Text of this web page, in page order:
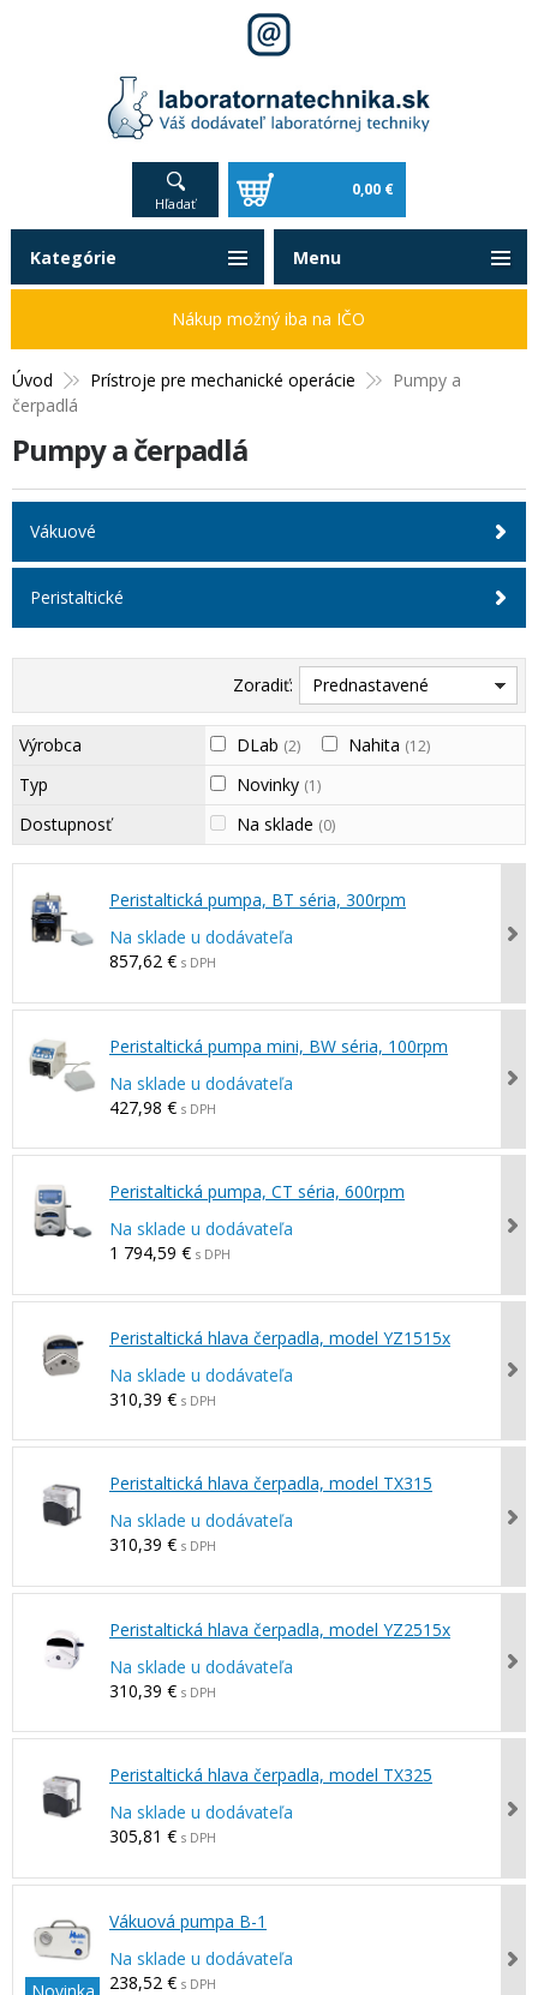
Hľadať
0,00 €
Úvod Prístroje pre mechanické operácie
Pumpy a
čerpadlá
Pumpy a čerpadlá
Vákuové
Peristaltické
Zoradiť: Prednastavené
Výrobca DLab (2) Nahita (12)
Typ Novinky (1)
Dostupnosť Na sklade (0)
Peristaltická pumpa, BT séria, 300rpm
Na sklade u dodávateľa
857,62 € s DPH
Peristaltická pumpa mini, BW séria, 100rpm
Na sklade u dodávateľa
427,98 € s DPH
Peristaltická pumpa, CT séria, 600rpm
Na sklade u dodávateľa
1 794,59 € s DPH
Peristaltická hlava čerpadla, model YZ1515x
Na sklade u dodávateľa
310,39 € s DPH
Peristaltická hlava čerpadla, model TX315
Na sklade u dodávateľa
310,39 € s DPH
Peristaltická hlava čerpadla, model YZ2515x
Na sklade u dodávateľa
310,39 € s DPH
Peristaltická hlava čerpadla, model TX325
Na sklade u dodávateľa
305,81 € s DPH
Novinka
Vákuová pumpa B-1
Na sklade u dodávateľa
238,52 € s DPH
Kategórie
Nákup možný iba na IČO
Menu